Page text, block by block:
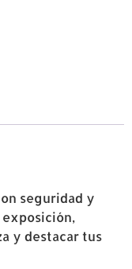
seguridad y
y destacar tus